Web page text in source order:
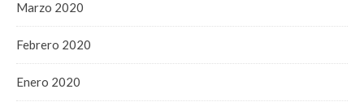
Marzo 2020
Febrero 2020
Enero 2020